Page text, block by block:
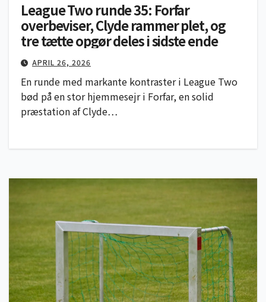
League Two runde 35: Forfar
overbeviser, Clyde rammer plet, og
tre tætte opgør deles i sidste ende
APRIL 26, 2026
En runde med markante kontraster i League Two
bød på en stor hjemmesejr i Forfar, en solid
præstation af Clyde…